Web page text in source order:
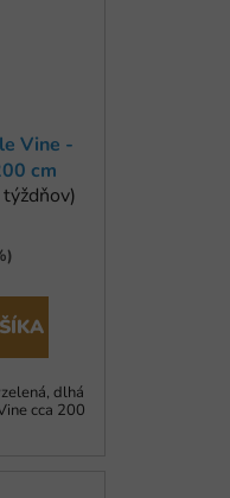
Vine -
cm
dlhá
cca 200